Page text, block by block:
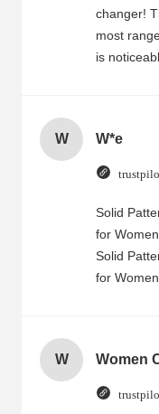
changer!
most
is
W W*e
Solid
for
Solid
for
W